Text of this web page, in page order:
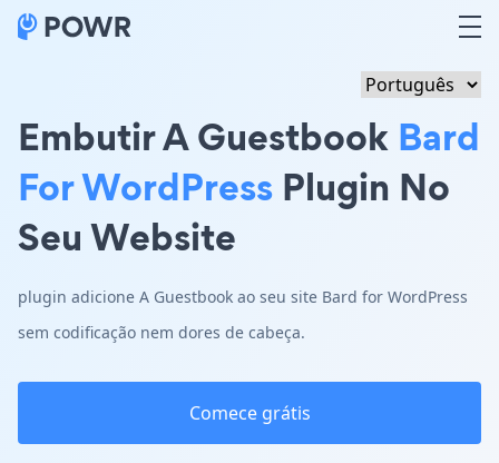
Embutir A Guestbook Bard
For WordPress Plugin No
Seu Website
plugin adicione A Guestbook ao seu site Bard for WordPress
sem codificação nem dores de cabeça.
Comece grátis